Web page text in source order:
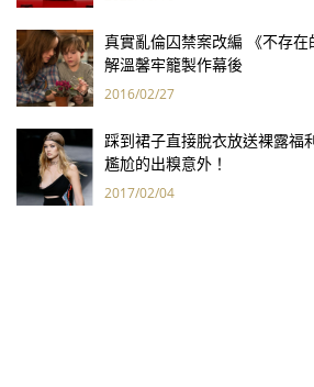
真實亂倫囚禁案改編 《不存
解溫馨牢籠製作幕後
2016/02/27
踩到裙子直接脫衣放送裸露福
尷尬的出糗意外！
2017/02/04